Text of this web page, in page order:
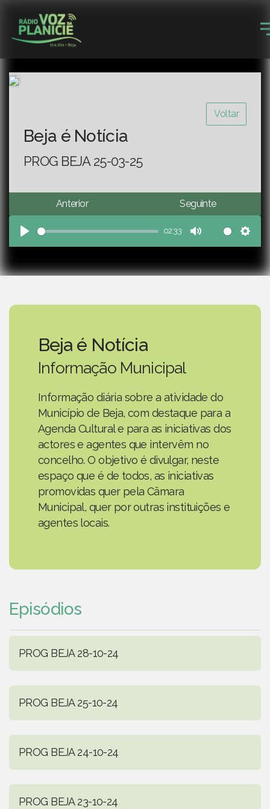
Voltar
Beja é Notícia
PROG BEJA 25-03-25
Anterior Seguinte
Play
02:33
Mute
Beja é Notícia
Informação Municipal
Informação diária sobre a atividade do
Município de Beja, com destaque para a
Agenda Cultural e para as iniciativas dos
actores e agentes que intervêm no
concelho. O objetivo é divulgar, neste
espaço que é de todos, as iniciativas
promovidas quer pela Câmara
Municipal, quer por outras instituições e
agentes locais.
Episódios
PROG BEJA 28-10-24
PROG BEJA 25-10-24
PROG BEJA 24-10-24
PROG BEJA 23-10-24